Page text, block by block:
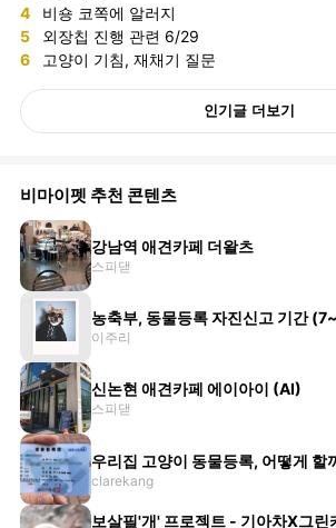
4 비숑 코쪽에 알러지
5 외장칩 진행 관련 6/29
6 고양이 기침, 재채기 질문
인기글 더보기
비마이펫 추천 콘텐츠
강남역 애견카페 더왈츠
스피댇
농축부, 동물등록 자진신고 기간
이주리
신논현 애견카페 에이아이 (AI)
스피댇
우리집 고양이 동물등록, 어떻게 할
clarekang
보살필'개' 프로젝트 - 기아차X그